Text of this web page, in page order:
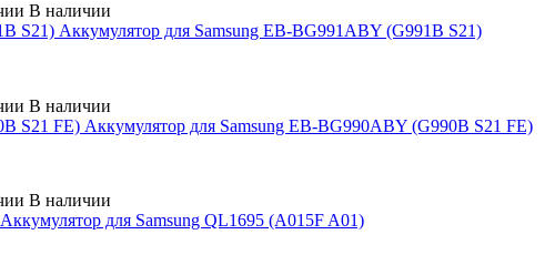
В наличии
Аккумулятор для Samsung EB-BG991ABY (G991B S21)
В наличии
Аккумулятор для Samsung EB-BG990ABY (G990B S21 FE)
В наличии
Аккумулятор для Samsung QL1695 (A015F A01)